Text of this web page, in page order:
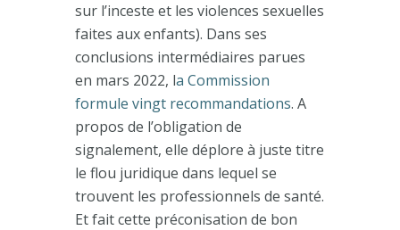
sur l’inceste et les violences sexuelles
faites aux enfants). Dans ses
conclusions intermédiaires parues
en mars 2022, la Commission
formule vingt recommandations. A
propos de l’obligation de
signalement, elle déplore à juste titre
le flou juridique dans lequel se
trouvent les professionnels de santé.
Et fait cette préconisation de bon